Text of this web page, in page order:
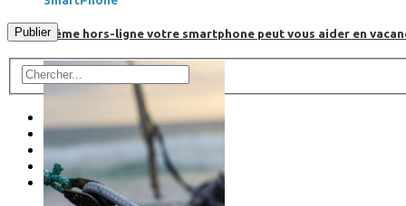
Même hors-ligne votre smartphone peut vous aider en